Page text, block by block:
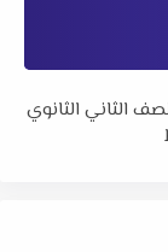
الثاني الثانوي